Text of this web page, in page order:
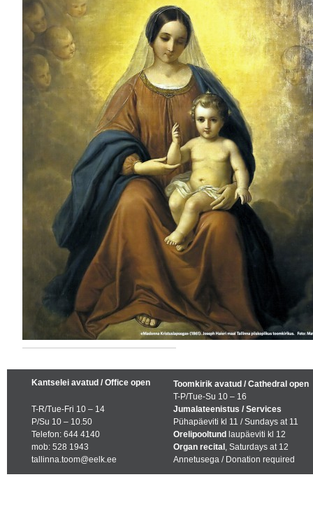
Kantselei avatud / Office open
T-R/Tue-Fri 10 – 14
P/Su 10 – 10.50
Telefon: 644 4140
mob: 528 1943
tallinna.toom@eelk.ee
Toomkirik avatud / Cathedral open
T-P/Tue-Su 10 – 16
Jumalateenistus / Services
Pühapäeviti kl 11 / Sundays at 11
Orelipooltund laupäeviti kl 12
Organ recital , Saturdays at 12
Annetusega / Donation required